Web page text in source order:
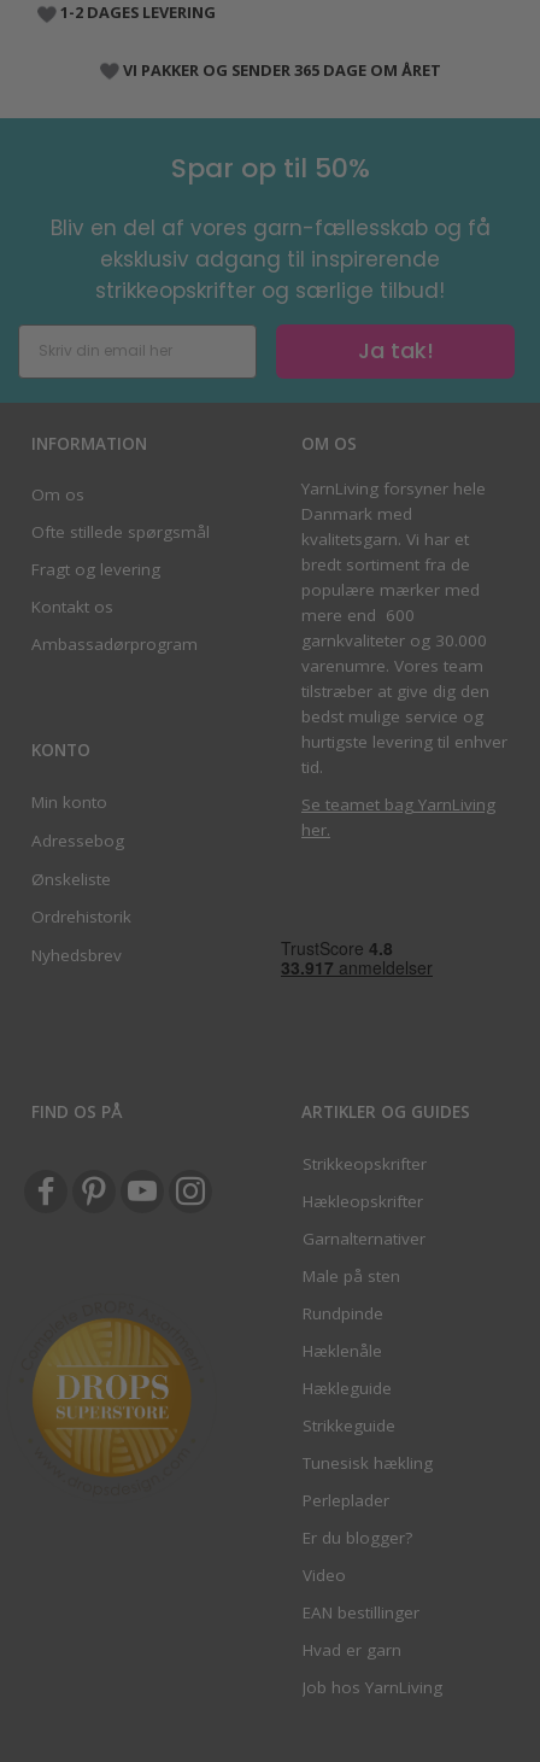
1-2 DAGES LEVERING
VI PAKKER OG SENDER 365 DAGE OM ÅRET
Spar op til 50%
Bliv en del af vores garn-fællesskab og få
eksklusiv adgang til inspirerende
strikkeopskrifter og særlige tilbud!
Ja tak!
INFORMATION
Om os
Ofte stillede spørgsmål
Fragt og levering
Kontakt os
Ambassadørprogram
KONTO
Min konto
Adressebog
Ønskeliste
Ordrehistorik
Nyhedsbrev
OM OS
YarnLiving forsyner hele
Danmark med
kvalitetsgarn. Vi har et
bredt sortiment fra de
populære mærker med
mere end 600
garnkvaliteter og 30.000
varenumre. Vores team
tilstræber at give dig den
bedst mulige service og
hurtigste levering til enhver
tid.
Se teamet bag YarnLiving
her.
FIND OS PÅ ARTIKLER OG GUIDES
Strikkeopskrifter
Hækleopskrifter
Garnalternativer
Male på sten
Rundpinde
Hæklenåle
Hækleguide
Strikkeguide
Tunesisk hækling
Perleplader
Er du blogger?
Video
EAN bestillinger
Hvad er garn
Job hos YarnLiving